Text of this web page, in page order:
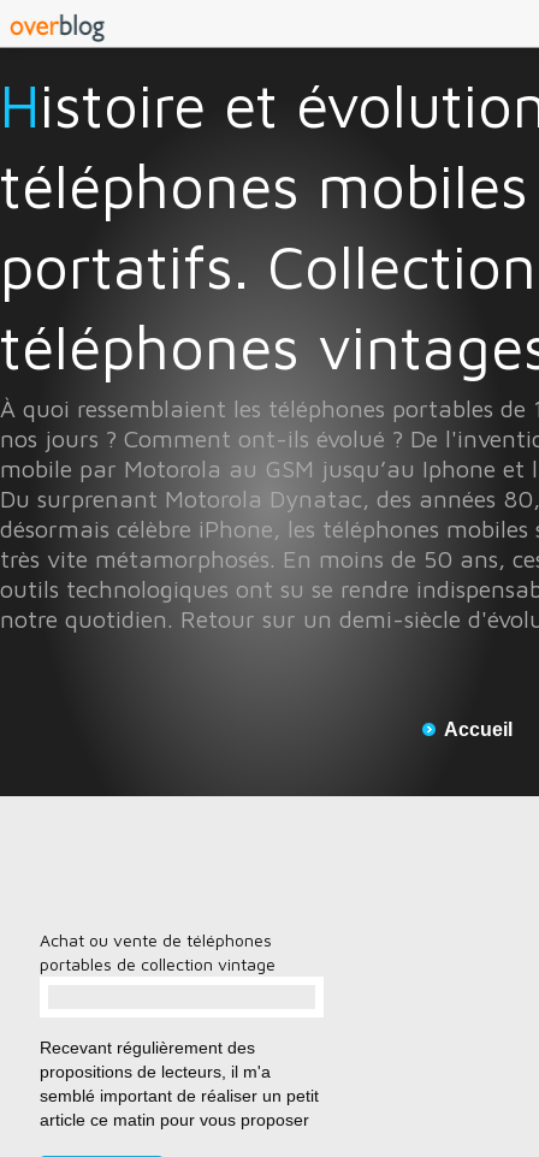
Histoire et évolution des
téléphones mobiles
portatifs.
téléphones
À quoi ressemblaient les téléphones portables de
nos jours ? Comment ont-ils évolué ? De
mobile par Motorola au GSM jusqu’au Iphone et
Du surprenant Motorola Dynatac, des années
désormais célèbre iPhone, les téléphones mobiles
très vite métamorphosés. En moins de 50 ans,
outils technologiques ont su se rendre
notre quotidien. Retour sur un demi-siècle
Accueil
Achat ou vente de téléphones
portables de collection vintage
Recevant régulièrement des
propositions de lecteurs, il m'a
semblé important de réaliser un petit
article ce matin pour vous proposer